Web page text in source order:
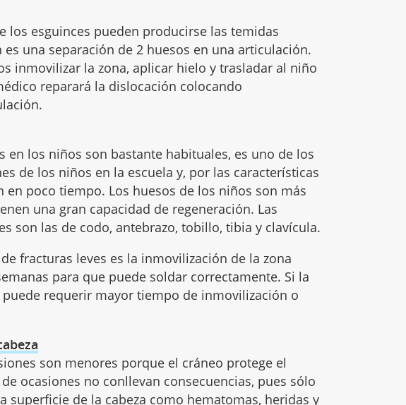
los esguinces pueden producirse las temidas
es una separación de 2 huesos en una articulación.
inmovilizar la zona, aplicar hielo y trasladar al niño
reparará la dislocación colocando
en los niños son bastante habituales, es uno de los
de los niños en la escuela y, por las características
en poco tiempo. Los huesos de los niños son más
una gran capacidad de regeneración. Las
son las de codo, antebrazo, tobillo, tibia y clavícula.
fracturas leves es la inmovilización de la zona
para que puede soldar correctamente. Si la
requerir mayor tiempo de inmovilización o
son menores porque el cráneo protege el
ocasiones no conllevan consecuencias, pues sólo
superficie de la cabeza como hematomas, heridas y